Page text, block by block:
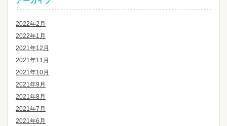
2022年2月
2022年1月
2021年12月
2021年11月
2021年10月
2021年9月
2021年8月
2021年7月
2021年6月